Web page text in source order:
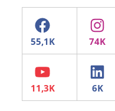
Facebook
YouTube